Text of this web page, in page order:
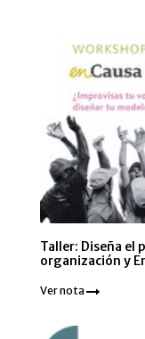
Taller: Diseña el
organización y
Ver nota